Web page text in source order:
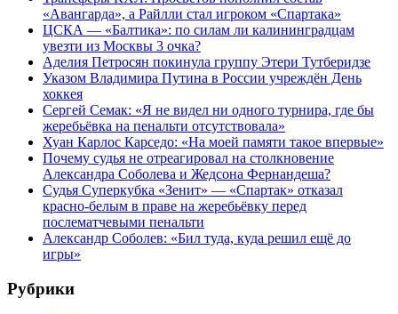
«Авангарда», а Райлли стал игроком «Спартака»
ЦСКА — «Балтика»: по силам ли калининградцам
увезти из Москвы 3 очка?
Аделия Петросян покинула группу Этери Тутберидзе
Указом Владимира Путина в России учреждён День
хоккея
Сергей Семак: «Я не видел ни одного турнира, где бы
жеребьёвка на пенальти отсутствовала»
Хуан Карлос Карседо: «На моей памяти такое впервые»
Почему судья не отреагировал на столкновение
Александра Соболева и Жедсона Фернандеша?
Судья Суперкубка «Зенит» — «Спартак» отказал
красно-белым в праве на жеребьёвку перед
послематчевыми пенальти
Александр Соболев: «Бил туда, куда решил ещё до
игры»
Рубрики